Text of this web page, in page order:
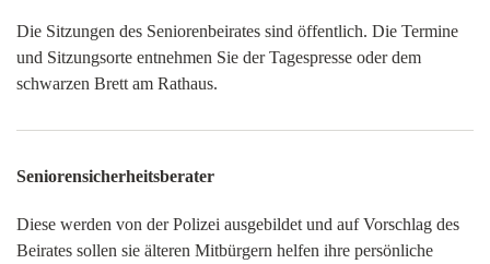
Die Sitzungen des Seniorenbeirates sind öffentlich. Die Termine
und Sitzungsorte entnehmen Sie der Tagespresse oder dem
schwarzen Brett am Rathaus.
Seniorensicherheitsberater
Diese werden von der Polizei ausgebildet und auf Vorschlag des
Beirates sollen sie älteren Mitbürgern helfen ihre persönliche